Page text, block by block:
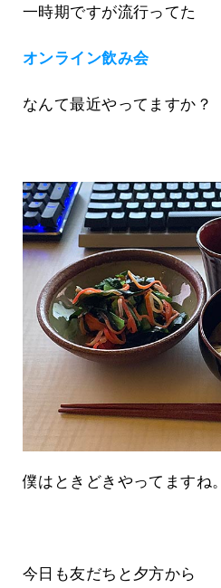
一時期ですが流行ってた
オンライン飲み会
なんて最近やってますか？
僕はときどきやってますね。
今日も友だちと夕方から